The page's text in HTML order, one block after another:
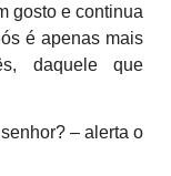
gosto e continua
é apenas mais
daquele que
– alerta o